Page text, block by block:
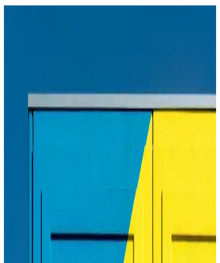
Çözümleri
HP tonerleri, yüksek kalite, güvenilirlik ve çevre dostu özellikleriyle
ofis ve ev kullanımı için ideal çözümler sunar. Doğru toner seçimi,
Canon 490 Mürekkep: Yüksek Kalite ve
Canon 490 mürekkep, yüksek çözünürlük ve dayanıklılık sağlayan,
uyumlu ve ekonomik bir baskı çözümüdür. Orijinal kullanımıyla
baskı kalitenizi koruyun ve cihaz ömrünüzü uzatın.
Canon PIXMA G3410 Çok Fonksiyonlu ve
Ekonomik Yazıcı Özellikleri ve Avantajları
Canon PIXMA G3410, yüksek çözünürlük, çok fonksiyonlu
özellikler ve kablosuz bağlantı ile ekonomik ve kullanışlı bir yazıcı